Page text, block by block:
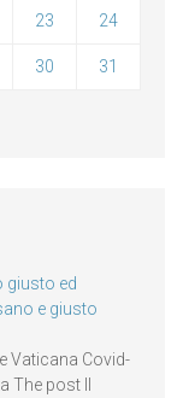
23 24
30 31
giusto ed
e giusto
Vaticana Covid-
The post Il